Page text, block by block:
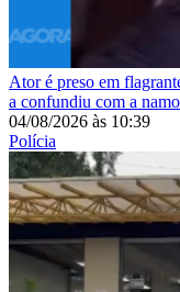
Ator é preso em
a confundiu com a
04/08/2026 às 10:39
Polícia